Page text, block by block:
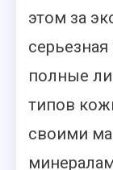
этом за
серьезная
полные
типов
своими